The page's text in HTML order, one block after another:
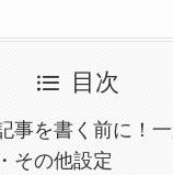
目次
事を書く前に！
その他設定